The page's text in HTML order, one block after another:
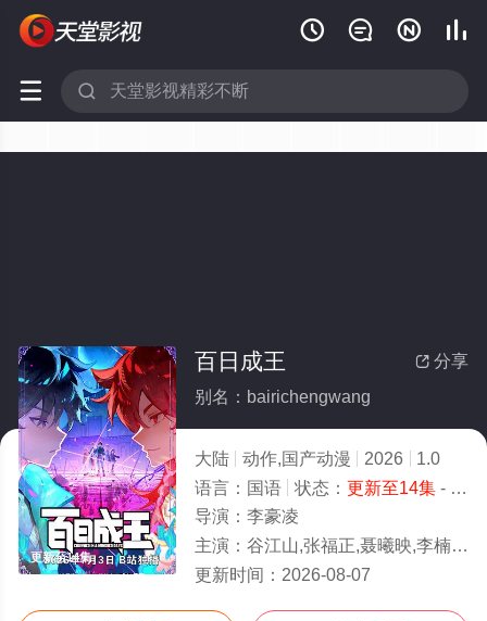
   
 
更新至14集
 分享
百日成王
别名：bairichengwang
大陆 动作,国产动漫 2026
1.0
语言： 国语 状态： 更新至14集- 免费在线观看
导演： 李豪凌
主演： 谷江山,张福正,聂曦映,李楠,姜贺,赵熠彤,若瑾
更新时间： 2026-08-07